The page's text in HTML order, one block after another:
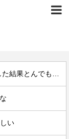
い